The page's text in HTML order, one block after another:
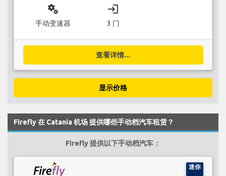
miscellaneous_services
手动变速器
login
3 门
查看详情...
显示价格
Firefly 在 Catania 机场 提供哪些手动档汽车租赁？
Firefly 提供以下手动档汽车：
迷你